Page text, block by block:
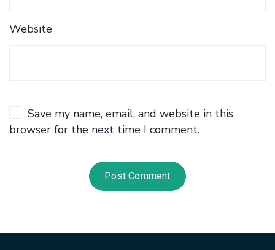
Website
Save my name, email, and website in this
browser for the next time I comment.